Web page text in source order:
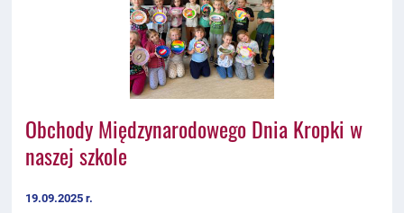
Obchody Międzynarodowego Dnia Kropki w
naszej szkole
19.09.2025 r.